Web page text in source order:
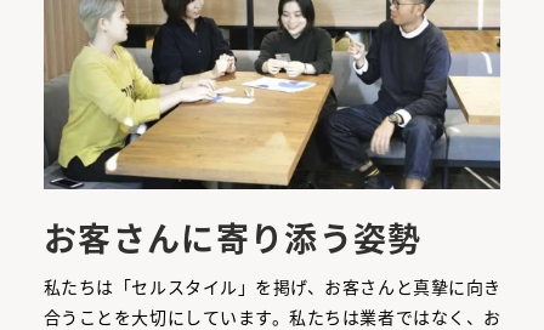
お客さんに寄り添う姿勢
私たちは「セルスタイル」を掲げ、お客さんと真摯に向き
合うことを大切にしています。私たちは業者ではなく、お